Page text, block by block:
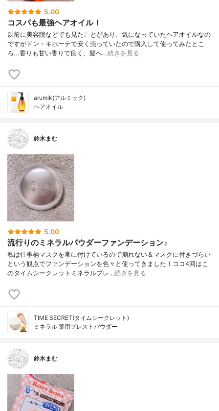
5.00
コスパも最強ヘアオイル！
以前に美容院などでも見たことがあり、気になっていたヘアオイルなの
ですがドン・キホーテで安く売っていたので購入して使ってみたとこ
ろ...香りも甘い香りで良く、髪へ…続きを見る
arumik(アルミック)
ヘアオイル
鈴木まむ
5.00
流行りのミネラルパウダーファンデーション♪
私は仕事柄マスクを常に付けているので崩れない＆マスクに付きづらい
という観点でファンデーションを色々と使ってきました！ココ4回はこ
のタイムシークレットミネラルプレ…続きを見る
TIME SECRET(タイムシークレット)
ミネラル 薬用プレストパウダー
鈴木まむ